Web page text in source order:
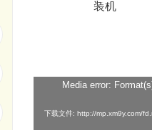
Media error:
下载文件: http://mp.xm9y.com/